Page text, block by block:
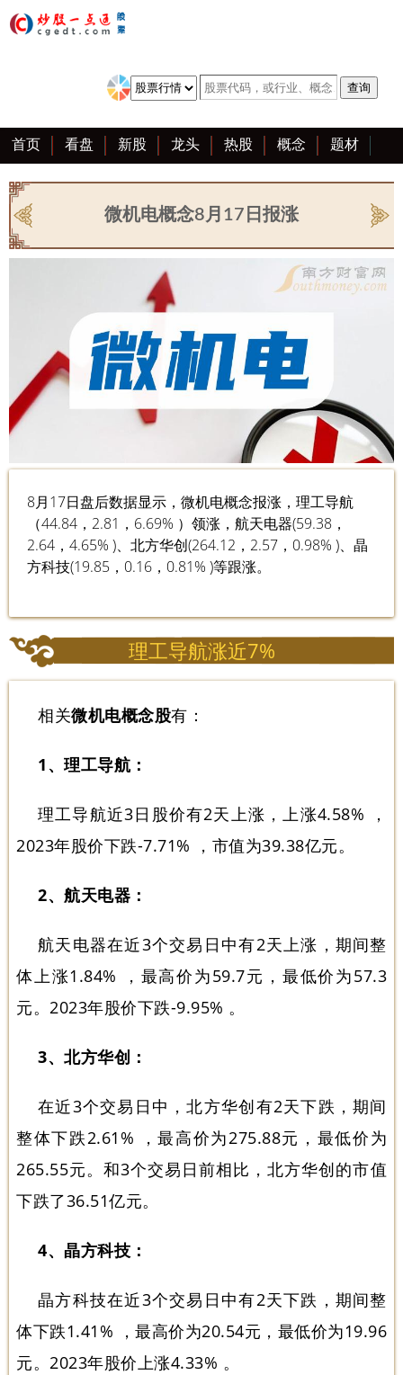
首页 看盘 新股 龙头 热股 概念 题材
亮点 创业板 资料 复盘 区块链 大全
微机电概念8月17日报涨
8月17日盘后数据显示，微机电概念报涨，理工导航
（44.84，2.81，6.69% ）领涨，航天电器(59.38，
2.64，4.65% )、北方华创(264.12，2.57，0.98% )、晶
方科技(19.85，0.16，0.81% )等跟涨。
理工导航涨近7%
相关微机电概念股有：
1、理工导航：
理工导航近3日股价有2天上涨，上涨4.58% ，
2023年股价下跌-7.71% ，市值为39.38亿元。
2、航天电器：
航天电器在近3个交易日中有2天上涨，期间整
体上涨1.84% ，最高价为59.7元，最低价为57.3
元。2023年股价下跌-9.95% 。
3、北方华创：
在近3个交易日中，北方华创有2天下跌，期间
整体下跌2.61% ，最高价为275.88元，最低价为
265.55元。和3个交易日前相比，北方华创的市值
下跌了36.51亿元。
4、晶方科技：
晶方科技在近3个交易日中有2天下跌，期间整
体下跌1.41% ，最高价为20.54元，最低价为19.96
元。2023年股价上涨4.33% 。